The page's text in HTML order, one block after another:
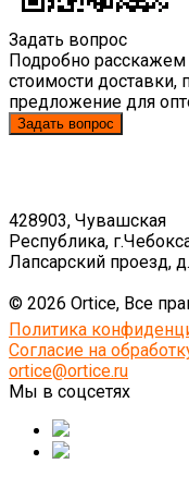
Задать вопрос
Подробно расскажем
стоимости доставки,
предложение для
Задать вопрос
428903, Чувашская
Республика,
Лапсарский проезд,
© 2026 Ortice, Все
Политика
Согласие на
ortice@ortice.ru
Мы в соцсетях